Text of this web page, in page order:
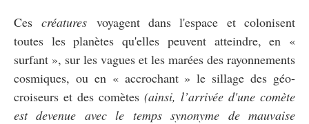
Cescréatures voyagent dans l'espace et colonisent
toutes les planètes qu'elles peuvent atteindre, en «
surfant », sur les vagues et les marées des rayonnements
cosmiques, ou en « accrochant » le sillage des géo-
croiseurs et des comètes (ainsi, l’arrivée d'une comète
est devenue avec le temps synonyme de mauvaise